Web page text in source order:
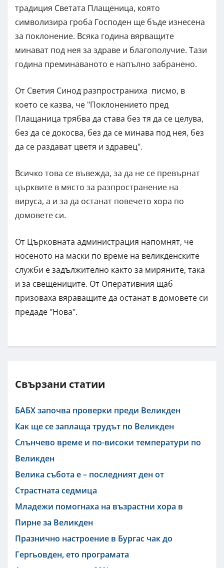
традиция Светата Плащеница, която
символизира гроба Господен ще бъде изнесена
за поклонение. Всяка година вярващите
минават под нея за здраве и благополучие. Тази
година преминаваното е напълно забранено.
От Светия Синод разпространиха писмо, в
което се казва, че "Поклонението пред
Плащаница трябва да става без тя да се целува,
без да се докосва, без да се минава под нея, без
да се раздават цветя и здравец".
Всичко това се въвежда, за да не се превърнат
църквите в място за разпространение на
вируса, а и за да останат повечето хора по
домовете си.
От Църковната администрация напомнят, че
носеното на маски по време на великденските
служби е задължително както за миряните, така
и за свещениците. От Оперативния щаб
призоваха вяраващите да останат в домовете си
предаде "Нова".
Свързани статии
БАБХ започва проверки преди Великден
Как ще се заплащa трудът по Великден
Слънчево време и по-високи температури по
Великден
Велика събота е – последният ден от
Страстната седмица
Младежи помогнаха на възрастни хора в
Пирне за Великден
Празнично настроение в Бургас чак до
Гергьовден, ето програмата